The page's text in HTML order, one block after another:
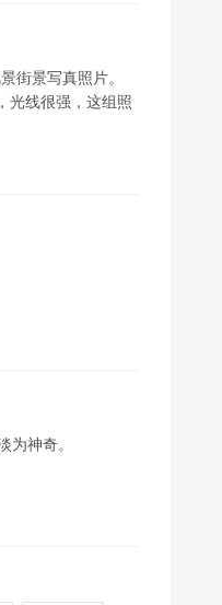
街景写真照片。
光线很强，这组照
为神奇。